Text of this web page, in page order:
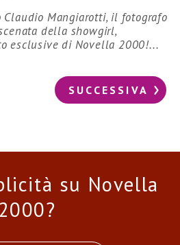
Claudio Mangiarotti, il fotografo
della showgirl,
esclusive di Novella 2000!...
SUCCESSIVA
su Novella
2000?